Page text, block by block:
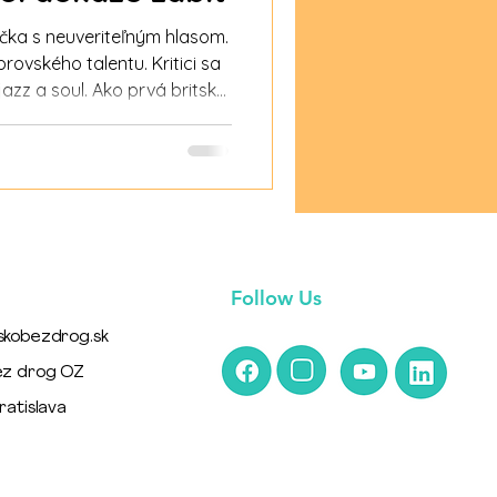
s neuveriteľným hlasom.
talentu. Kritici sa
a soul. Ako prvá britská
dožili
drog OZ
Follow Us